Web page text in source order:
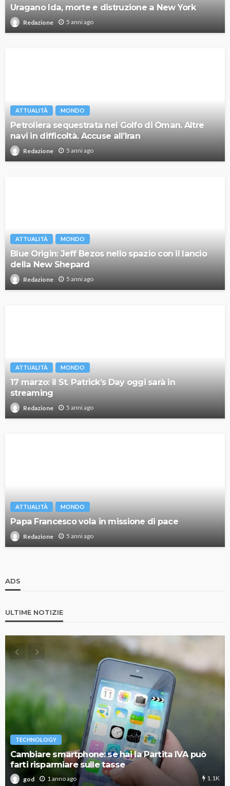
Uragano Ida, morte e distruzione a New York
Redazione 5 anni ago
ATTUALITÀ MONDO
Petroliera sequestrata nel Golfo di Oman. Altre
navi in difficoltà. Accuse all’Iran
Redazione 5 anni ago
ATTUALITÀ MONDO
Blue Origin: Jeff Bezos nello spazio con il lancio
della New Shepard
Redazione 5 anni ago
ATTUALITÀ MONDO
17 marzo: il St. Patrick’s Day oggi sarà in
streaming
Redazione 5 anni ago
ATTUALITÀ MONDO
Papa Francesco vola in missione di pace
Redazione 5 anni ago
ADS
ULTIME NOTIZIE
TECHNOLOGY
Cambiare smartphone: se hai la Partita IVA può
farti risparmiare sulle tasse
god 1 anno ago 1.1K